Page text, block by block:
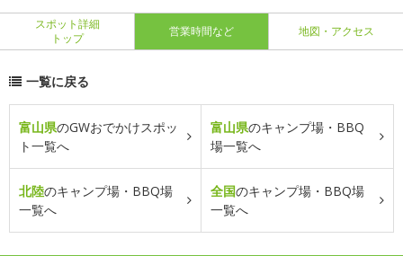
スポット詳細
トップ
営業時間など 地図・アクセス
一覧に戻る
富山県のGWおでかけスポッ
ト一覧へ
富山県のキャンプ場・BBQ
場一覧へ
北陸のキャンプ場・BBQ場
一覧へ
全国のキャンプ場・BBQ場
一覧へ